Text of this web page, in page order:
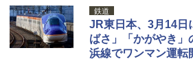
鉄道
JR東日本、3月14日
ばさ」「かがやき」
浜線でワンマン運転